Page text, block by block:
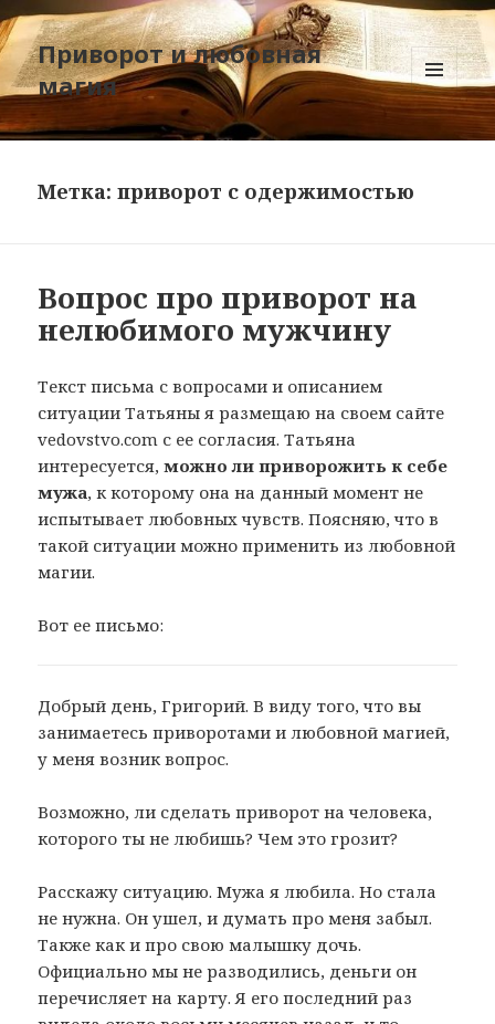
Приворот и любовная
магия
МЕНЮ
И
ВИДЖЕТЫ
Метка:приворот с одержимостью
Вопрос про приворот на
нелюбимого мужчину
Текст письма с вопросами и описанием
ситуации Татьяны я размещаю на своем сайте
vedovstvo.com с ее согласия. Татьяна
интересуется,можно ли приворожить к себе
мужа, к которому она на данный момент не
испытывает любовных чувств. Поясняю, что в
такой ситуации можно применить из любовной
магии.
Вот ее письмо:
Добрый день, Григорий. В виду того, что вы
занимаетесь приворотами и любовной магией,
у меня возник вопрос.
Возможно, ли сделать приворот на человека,
которого ты не любишь? Чем это грозит?
Расскажу ситуацию. Мужа я любила. Но стала
не нужна. Он ушел, и думать про меня забыл.
Также как и про свою малышку дочь.
Официально мы не разводились, деньги он
перечисляет на карту. Я его последний раз